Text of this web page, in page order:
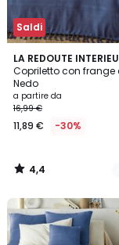
Saldi
LA REDOUTE
Copriletto con frange
Nedo
a partire da
16,99 €
11,89 € -30%
4,4
/ 5
11
Colori
4,4
/